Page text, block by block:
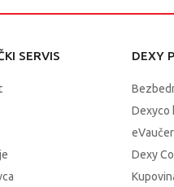
SERVIS DEXY
Dexyco
Dexy